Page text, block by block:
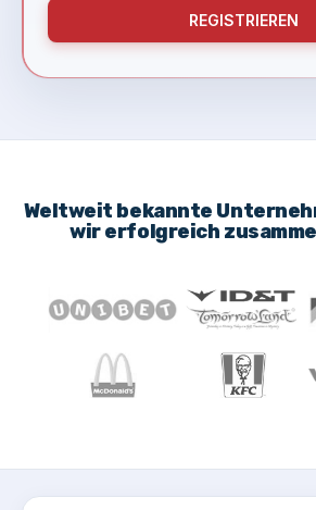
Weltweit bekannte
wir erfolgreich
REGISTRIEREN